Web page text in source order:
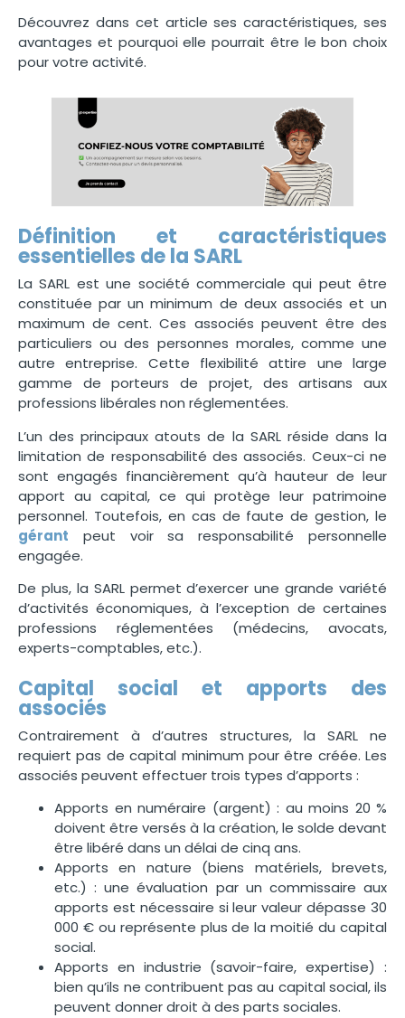
Découvrez dans cet article ses caractéristiques, ses
avantages et pourquoi elle pourrait être le bon choix
pour votre activité.
Définition et caractéristiques
essentielles de la SARL
La SARL est une société commerciale qui peut être
constituée par un minimum de deux associés et un
maximum de cent. Ces associés peuvent être des
particuliers ou des personnes morales, comme une
autre entreprise. Cette flexibilité attire une large
gamme de porteurs de projet, des artisans aux
professions libérales non réglementées.
L’un des principaux atouts de la SARL réside dans la
limitation de responsabilité des associés. Ceux-ci ne
sont engagés financièrement qu’à hauteur de leur
apport au capital, ce qui protège leur patrimoine
personnel. Toutefois, en cas de faute de gestion, le
gérant peut voir sa responsabilité personnelle
engagée.
De plus, la SARL permet d’exercer une grande variété
d’activités économiques, à l’exception de certaines
professions réglementées (médecins, avocats,
experts-comptables, etc.).
Capital social et apports des
associés
Contrairement à d’autres structures, la SARL ne
requiert pas de capital minimum pour être créée. Les
associés peuvent effectuer trois types d’apports :
Apports en numéraire (argent) : au moins 20 %
doivent être versés à la création, le solde devant
être libéré dans un délai de cinq ans.
Apports en nature (biens matériels, brevets,
etc.) : une évaluation par un commissaire aux
apports est nécessaire si leur valeur dépasse 30
000 € ou représente plus de la moitié du capital
social.
Apports en industrie (savoir-faire, expertise) :
bien qu’ils ne contribuent pas au capital social, ils
peuvent donner droit à des parts sociales.